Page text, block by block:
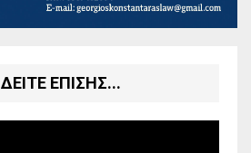
ΔΕΙΤΕ ΕΠΙΣΗΣ...